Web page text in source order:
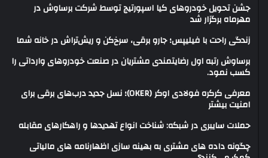
جشن تحویل خودروهای کیا اسپورتیج توسط شرکت برساوش در
مهرماه برگزار شد
زندگی راحت با فیلیپس؛ جارو برقی، سرخ‌کن و ریش‌تراش در خانه شما
برساوش رتبه اول رضایتمندی مشتریان در صنعت خودروهای وارداتی را
کسب نمود.
معرفی کرکره فولادی اوکر (OKER)؛ نسل جدید درب‌های برقی برای
امنیت بیشتر
حملات سایبری در شبکه: شناخت انواع تهدیدها و راهکارهای مقابله
چگونه داده های مشتری به بهینه سازی اظهارنامه های مالیاتی